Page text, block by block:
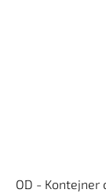
OD - Kontejner